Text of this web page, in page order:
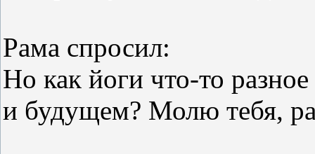
Рама спросил:
Но как йоги что-то
и будущем? Молю тебя,